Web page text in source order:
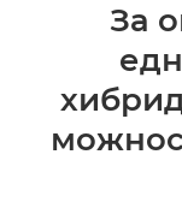
Спецификации
За